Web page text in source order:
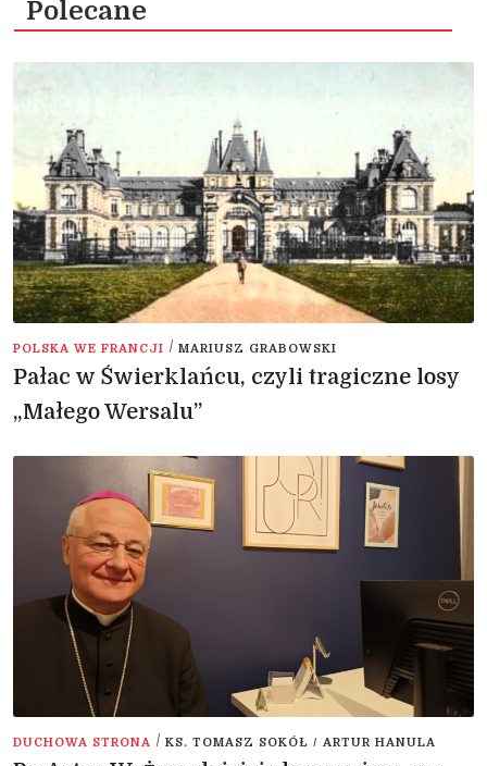
Polecane
POLSKA WE FRANCJI / MARIUSZ GRABOWSKI
Pałac w Świerklańcu, czyli tragiczne losy
„Małego Wersalu”
DUCHOWA STRONA / KS. TOMASZ SOKÓŁ / ARTUR HANULA